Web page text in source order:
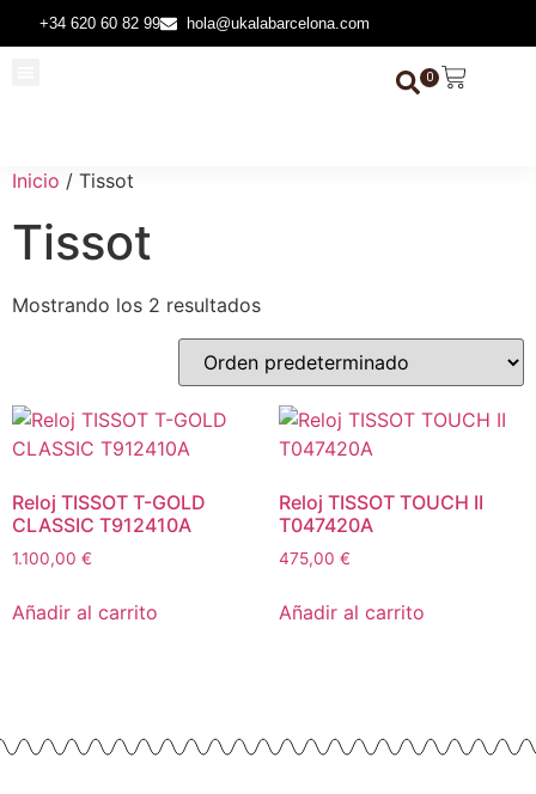
+34 620 60 82 99 hola@ukalabarcelona.com
0
Inicio / Tissot
Tissot
Mostrando los 2 resultados
Reloj TISSOT T-GOLD
CLASSIC T912410A
1.100,00 €
Añadir al carrito
Reloj TISSOT TOUCH II
T047420A
475,00 €
Añadir al carrito